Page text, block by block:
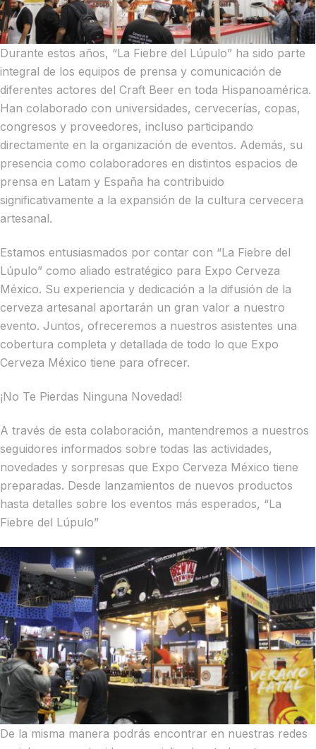
Durante estos años, “La Fiebre del Lúpulo” ha sido parte
integral de los equipos de prensa y comunicación de
diferentes actores del Craft Beer en toda Hispanoamérica.
Han colaborado con universidades, cervecerías, copas,
congresos y proveedores, incluso participando
directamente en la organización de eventos. Además, su
presencia como colaboradores en distintos espacios de
prensa en Latam y España ha contribuido
significativamente a la expansión de la cultura cervecera
artesanal.
Estamos entusiasmados por contar con “La Fiebre del
Lúpulo” como aliado estratégico para Expo Cerveza
México. Su experiencia y dedicación a la difusión de la
cerveza artesanal aportarán un gran valor a nuestro
evento. Juntos, ofreceremos a nuestros asistentes una
cobertura completa y detallada de todo lo que Expo
Cerveza México tiene para ofrecer.
¡No Te Pierdas Ninguna Novedad!
A través de esta colaboración, mantendremos a nuestros
seguidores informados sobre todas las actividades,
novedades y sorpresas que Expo Cerveza México tiene
preparadas. Desde lanzamientos de nuevos productos
hasta detalles sobre los eventos más esperados, “La
Fiebre del Lúpulo”
De la misma manera podrás encontrar en nuestras redes